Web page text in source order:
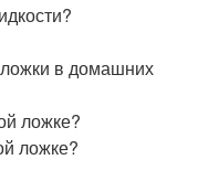
в домашних
ложке?
ложке?